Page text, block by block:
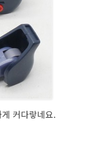
커다랗네요.